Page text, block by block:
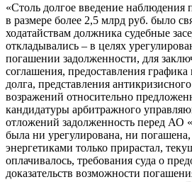
«Столь долгое введение наблюдения
в размере более 2,5 млрд руб. было
ходатайствам должника судебные
откладывались – в целях
погашении задолженности, для
соглашения, предоставления
долга, представления
возражений относительно
кандидатуры арбитражного
отложений задолженность перед
была ни урегулирована, ни погашена,
энергетиками только прирастал,
оплачивалось, требования суда о
доказательств возможности